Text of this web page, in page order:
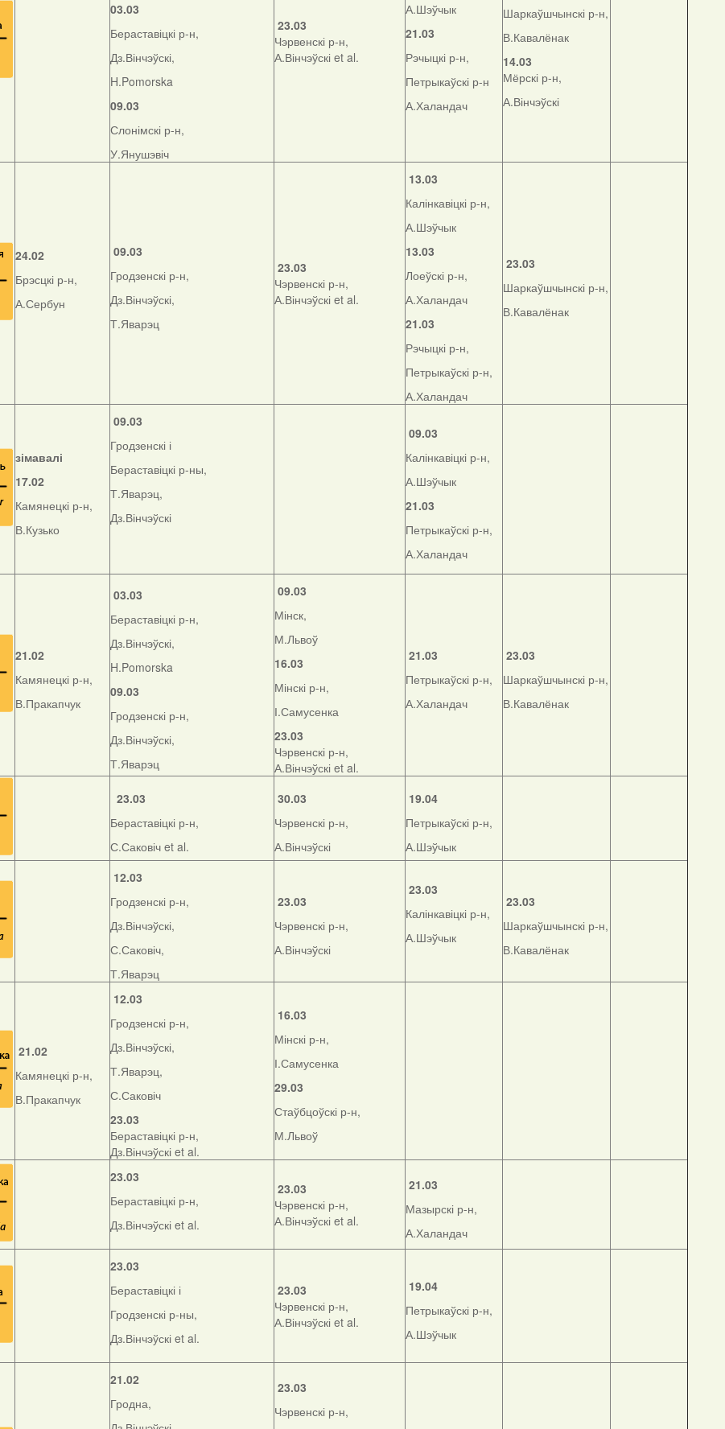
03.03
Бераставіцкі р-н,
Дз.Вінчэўскі,
H.Pomorska
09.03
Слонімскі р-н,
У.Янушэвіч
23.03
Чэрвенскі р-н,
А.Вінчэўскі et al.
А.Шэўчык
21.03
Рэчыцкі р-н,
Петрыкаўскі р-н
А.Халандач
Шаркаўшчынскі р-н,
В.Кавалёнак
14.03
Мёрскі р-н,
А.Вінчэўскі
24.02
Брэсцкі р-н,
А.Сербун
09.03
Гродзенскі р-н,
Дз.Вінчэўскі,
Т.Яварэц
23.03
Чэрвенскі р-н,
А.Вінчэўскі et al.
13.03
Калінкавіцкі р-н,
А.Шэўчык
13.03
Лоеўскі р-н,
А.Халандач
21.03
Рэчыцкі р-н,
Петрыкаўскі р-н,
А.Халандач
23.03
Шаркаўшчынскі р-н,
В.Кавалёнак
зімавалі
17.02
Камянецкі р-н,
В.Кузько
09.03
Гродзенскі і
Бераставіцкі р-ны,
Т.Яварэц,
Дз.Вінчэўскі
09.03
Калінкавіцкі р-н,
А.Шэўчык
21.03
Петрыкаўскі р-н,
А.Халандач
21.02
Камянецкі р-н,
В.Пракапчук
03.03
Бераставіцкі р-н,
Дз.Вінчэўскі,
H.Pomorska
09.03
Гродзенскі р-н,
Дз.Вінчэўскі,
Т.Яварэц
09.03
Мінск,
М.Львоў
16.03
Мінскі р-н,
І.Самусенка
23.03
Чэрвенскі р-н,
А.Вінчэўскі et al.
21.03
Петрыкаўскі р-н,
А.Халандач
23.03
Шаркаўшчынскі р-н,
В.Кавалёнак
23.03
Бераставіцкі р-н,
С.Саковіч et al.
30.03
Чэрвенскі р-н,
А.Вінчэўскі
19.04
Петрыкаўскі р-н,
А.Шэўчык
12.03
Гродзенскі р-н,
Дз.Вінчэўскі,
С.Саковіч,
Т.Яварэц
23.03
Чэрвенскі р-н,
А.Вінчэўскі
23.03
Калінкавіцкі р-н,
А.Шэўчык
23.03
Шаркаўшчынскі р-н,
В.Кавалёнак
21.02
Камянецкі р-н,
В.Пракапчук
12.03
Гродзенскі р-н,
Дз.Вінчэўскі,
Т.Яварэц,
С.Саковіч
23.03
Бераставіцкі р-н,
Дз.Вінчэўскі et al.
16.03
Мінскі р-н,
І.Самусенка
29.03
Стаўбцоўскі р-н,
М.Львоў
23.03
Бераставіцкі р-н,
Дз.Вінчэўскі et al.
23.03
Чэрвенскі р-н,
А.Вінчэўскі et al.
21.03
Мазырскі р-н,
А.Халандач
23.03
Бераставіцкі і
Гродзенскі р-ны,
Дз.Вінчэўскі et al.
23.03
Чэрвенскі р-н,
А.Вінчэўскі et al.
19.04
Петрыкаўскі р-н,
А.Шэўчык
21.02
Гродна,
23.03
Чэрвенскі р-н,